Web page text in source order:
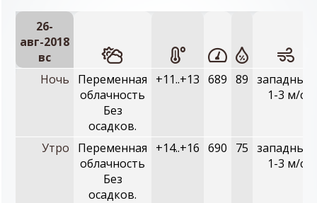
26-
авг-2018
вc
Ночь
Переменная
облачность
Без
осадков.
+11..+13 689 89 западный,
1-3 м/с
Утро
Переменная
облачность
Без
осадков.
+14..+16 690 75 западный,
1-3 м/с